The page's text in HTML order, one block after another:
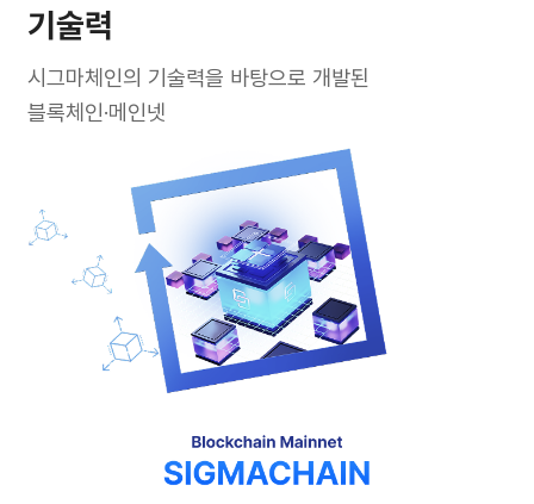
기술력
시그마체인의 기술력을 바탕으로 개발된
블록체인·메인넷